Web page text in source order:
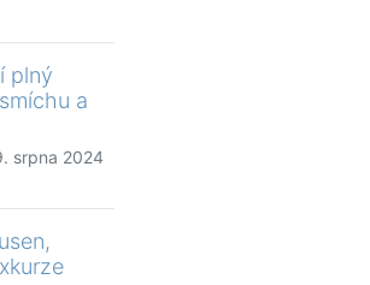
plný
a
srpna 2024